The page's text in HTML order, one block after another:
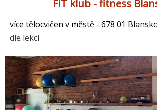
FIT klub - fitness
více tělocvičen v městě - 678 01
dle lekcí